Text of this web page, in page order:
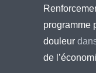
programme
douleur
de